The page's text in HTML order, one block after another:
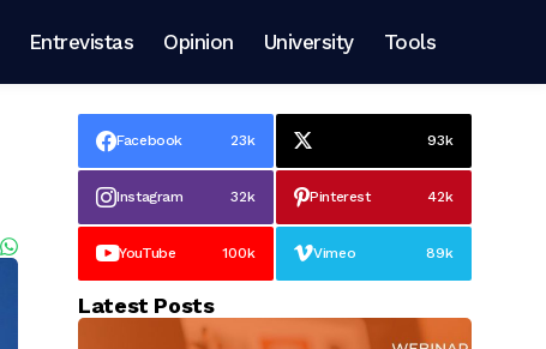
Entrevistas Opinion University Tools
Facebook 23k 93k
Instagram 32k Pinterest 42k
YouTube 100k Vimeo 89k
Latest Posts